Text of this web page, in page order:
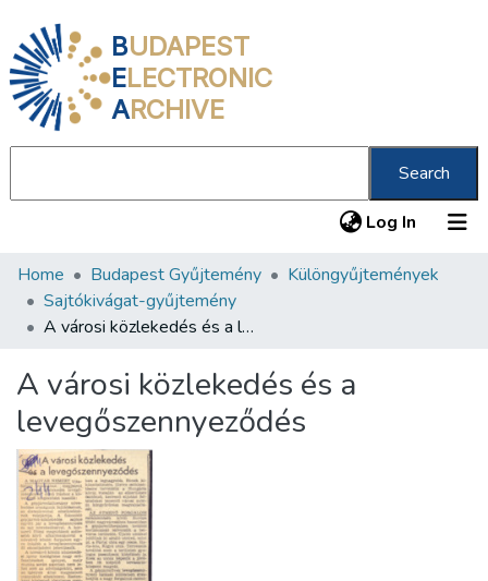
BUDAPEST
ELECTRONIC
ARCHIVE
Search
Log In (current)
Communities & Collections
All of DSpace
About us
Home Budapest Gyűjtemény
Különgyűjtemények
Sajtókivágat-gyűjtemény
A városi közlekedés és a levegőszennyeződés
A városi közlekedés és a
levegőszennyeződés